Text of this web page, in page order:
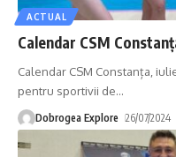
ACTUAL
Calendar CSM
Calendar CSM Constanța,
pentru sportivii de…
Dobrogea Explore 26/07/2024